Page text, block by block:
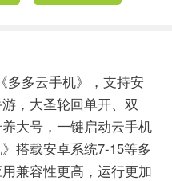
多多云手机》，支持安
，大圣轮回单开、双
大号，一键启动云手机
搭载安卓系统7-15等多
兼容性更高，运行更加